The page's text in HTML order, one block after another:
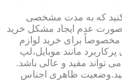
کنید که به مدت مشخصی
عدم ایجاد مشکل خرید
مخصوصاً برای خرید لوازم
مانند موبایل،لپ
تواند مفید و عالی باشد.
ظاهری اجناس